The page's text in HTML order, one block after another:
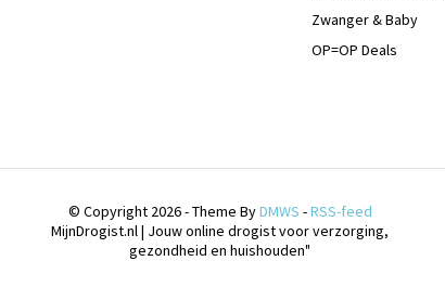
Zwanger & Baby
OP=OP Deals
© Copyright 2026 - Theme ByDMWS -RSS-feed
MijnDrogist.nl | Jouw online drogist voor verzorging,
gezondheid en huishouden"